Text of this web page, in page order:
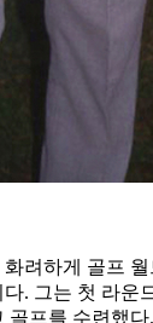
려하게 골프
. 그는 첫 라운
골프를 수련했